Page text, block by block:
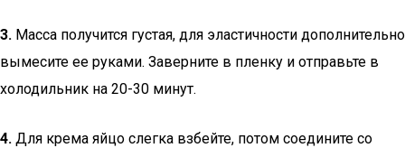
3. Масса получится густая, для эластичности дополнительно
вымесите ее руками. Заверните в пленку и отправьте в
холодильник на 20-30 минут.
4. Для крема яйцо слегка взбейте, потом соедините со